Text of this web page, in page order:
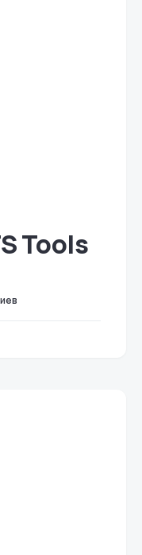
Tools